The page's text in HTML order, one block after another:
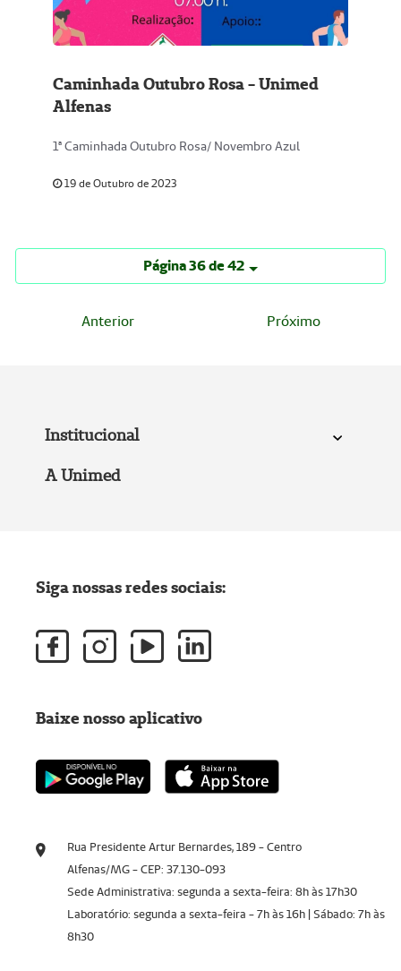
Caminhada Outubro Rosa - Unimed
Alfenas
1ª Caminhada Outubro Rosa/ Novembro Azul
19 de Outubro de 2023
Página 36 de 42
Anterior Próximo
Institucional
A Unimed
Rua Presidente Artur Bernardes, 189 - Centro
Alfenas/MG - CEP: 37.130-093
Sede Administrativa: segunda a sexta-feira: 8h às 17h30
Laboratório: segunda a sexta-feira - 7h às 16h | Sábado: 7h às
8h30
Siga nossas redes sociais:
Baixe nosso aplicativo